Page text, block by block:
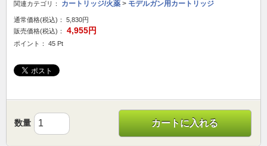
関連カテゴリ： カートリッジ/火薬 > モデルガン用カートリッジ
通常価格(税込)：
5,830円
販売価格(税込)：
4,955円
ポイント： 45 Pt
数量 カートに入れる